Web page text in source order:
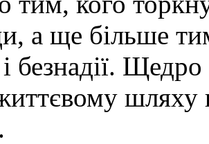
а ще більше
безнадії.
шляху